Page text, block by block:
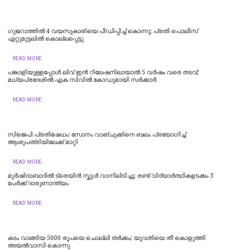
ഗുജറാത്തിൽ 4 വയസുകാരിയെ പീഡിപ്പിച്ച് കൊന്നു; പ്രതി പൊലീസ്
ഏറ്റുമുട്ടലിൽ കൊല്ലപ്പെട്ടു
READ MORE
പങ്കാളിയുള്ളപ്പോള്‍ ലിവ്‌ ഇൻ റിലേഷനിലായാൽ 5 വർഷം വരെ തടവ്;
മധ്യപ്രദേശിൽ ഏക സിവിൽ കോഡുമായി സർക്കാർ
READ MORE
സിജെപി പ്രതിഷേധം: സോനം വാങ്ചുക്കിനെ ബലം പ്രയോഗിച്ച്
ആശുപത്രിയിലേക്ക് മാറ്റി
READ MORE
മുർഷിദാബാദിൽ ട്രെയിൻ സ്കൂൾ വാനിലിടിച്ചു; രണ്ട് വിദ്യാർത്ഥികളടക്കം 3
പേർക്ക് ദാരുണാന്ത്യം
READ MORE
കടം വാങ്ങിയ 5000 രൂപയെ ചൊല്ലി തര്‍ക്കം; യുവതിയെ തീ കൊളുത്തി
അയല്‍വാസി കൊന്നു